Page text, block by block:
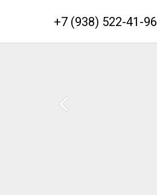
+7 (938) 522-41-96